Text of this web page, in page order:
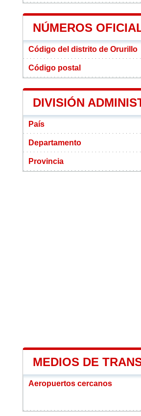
NÚMEROS
Código del distrito de Orurillo
Código postal
DIVISIÓN
País
Departamento
Provincia
MEDIOS DE
Aeropuertos cercanos